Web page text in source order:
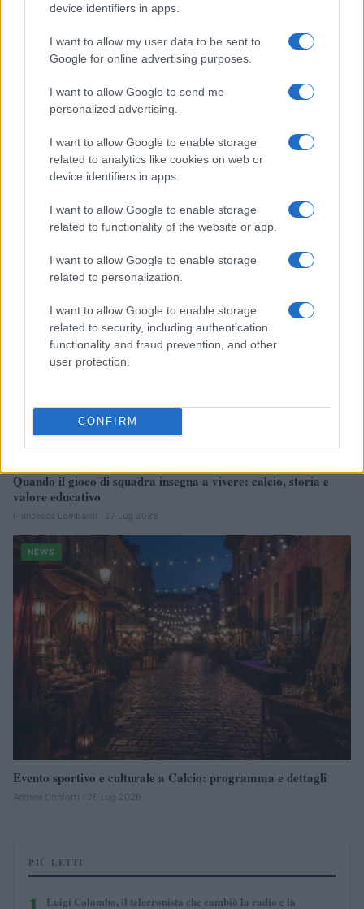
device identifiers in apps.
I want to allow my user data to be sent to
Google for online advertising purposes.
I want to allow Google to send me
personalized advertising.
I want to allow Google to enable storage
related to analytics like cookies on web or
device identifiers in apps.
I want to allow Google to enable storage
related to functionality of the website or app.
I want to allow Google to enable storage
related to personalization.
I want to allow Google to enable storage
related to security, including authentication
functionality and fraud prevention, and other
user protection.
CONFIRM
CSI Bergamo: Tra Corsi, Eventi e Protezione dei Dati
Francesca Lombardi · 29 Lug 2026
NEWS
Quando il gioco di squadra insegna a vivere: calcio, storia e
valore educativo
Francesca Lombardi · 27 Lug 2026
NEWS
Evento sportivo e culturale a Calcio: programma e dettagli
Andrea Conforti · 26 Lug 2026
PIÙ LETTI
Luigi Colombo, il telecronista che cambiò la radio e la